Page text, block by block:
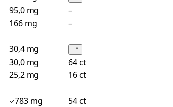
95,0 mg
–
166 mg
–
30,4 mg –*
30,0 mg
64 ct
25,2 mg
16 ct
783 mg
54 ct